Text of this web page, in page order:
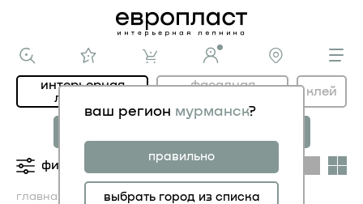
ваш регион мурманск?
правильно
выбрать город из списка
главная каталог ИНТЕРЬЕР
декоративные
интерьерная
лепнина
фасадная
клей
МОДЕРНИСТИК
НОВОЕ АР-ДЕКО
фильтры категории